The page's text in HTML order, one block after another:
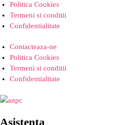
Politica Cookies
Termeni si conditii
Confidentialitate
Contacteaza-ne
Politica Cookies
Termeni si conditii
Confidentialitate
Asistenta